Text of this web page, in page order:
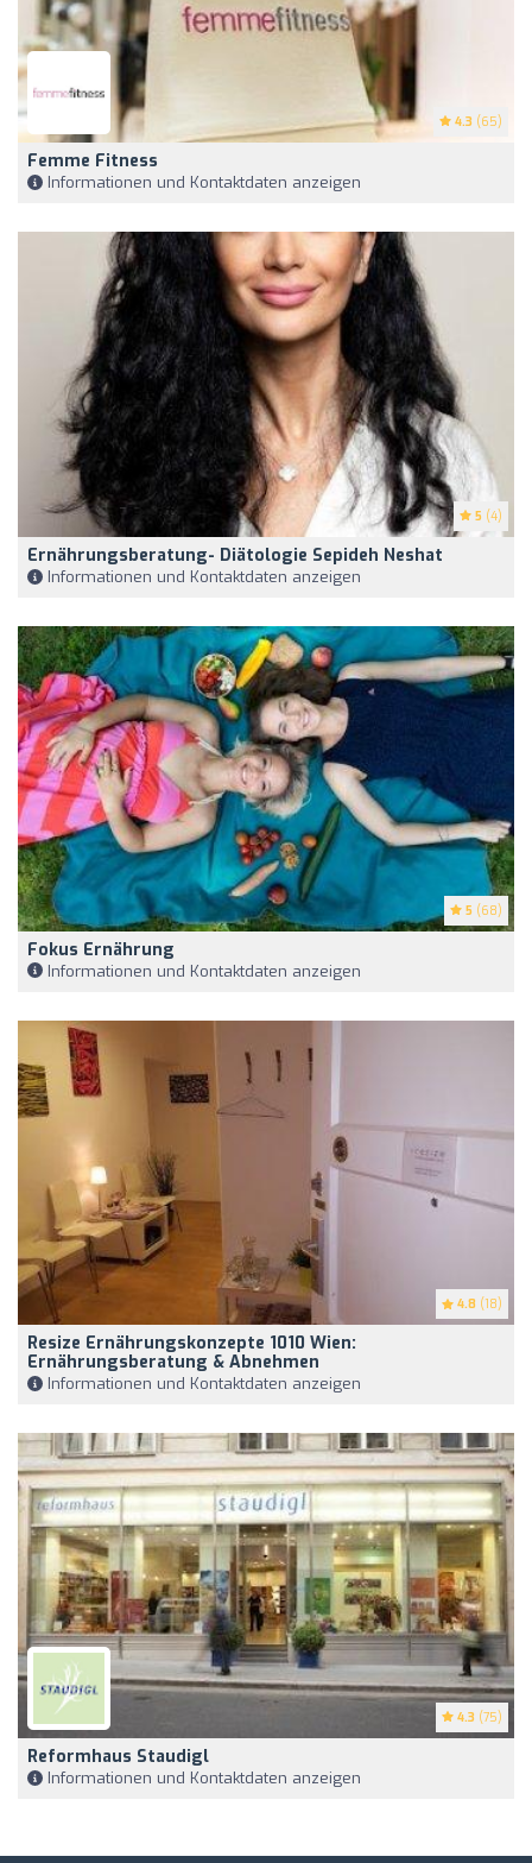
4.3 (65)
Femme Fitness
Informationen und Kontaktdaten anzeigen
5 (4)
Ernährungsberatung- Diätologie Sepideh Neshat
Informationen und Kontaktdaten anzeigen
5 (68)
Fokus Ernährung
Informationen und Kontaktdaten anzeigen
4.8 (18)
Resize Ernährungskonzepte 1010 Wien:
Ernährungsberatung & Abnehmen
Informationen und Kontaktdaten anzeigen
4.3 (75)
Reformhaus Staudigl
Informationen und Kontaktdaten anzeigen